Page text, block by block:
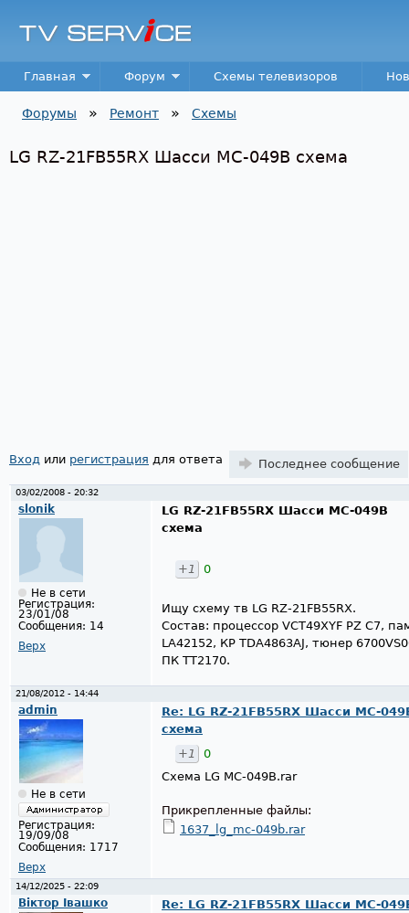
TV
Service
Main menu
Главная Форум Схемы телевизоров
Форумы » Ремонт » Схемы
LG RZ-21FB55RX Шасси MC-049B схема
Вход или регистрация для ответа Последнее сообщение
03/02/2008 - 20:32
slonik
Не в сети
Регистрация:
23/01/08
Сообщения: 14
Верх
LG RZ-21FB55RX Шасси MC-049B
схема
+1 0
Ищу схему тв LG RZ-21FB55RX.
Состав: процессор VCT49XYF PZ C7,
LA42152, КР TDA4863AJ, тюнер
ПК TT2170.
21/08/2012 - 14:44
admin
Не в сети
Регистрация:
19/09/08
Сообщения: 1717
Верх
Re: LG RZ-21FB55RX Шасси MC-
схема
+1
0
Схема LG MC-049B.rar
Прикрепленные файлы:
1637_lg_mc-049b.rar
14/12/2025 - 22:09
Віктор Івашко
Re: LG RZ-21FB55RX Шасси MC-